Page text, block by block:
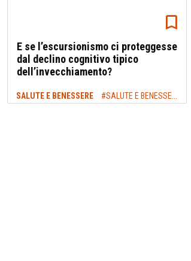
E se l’escursionismo ci proteggesse
dal declino cognitivo tipico
dell’invecchiamento?
SALUTE E BENESSERE #SALUTE E BENESSERE